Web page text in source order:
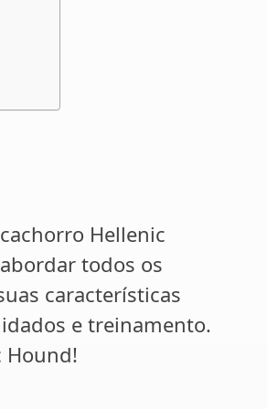
Hellenic
todos os
características
e treinamento.
Hound!